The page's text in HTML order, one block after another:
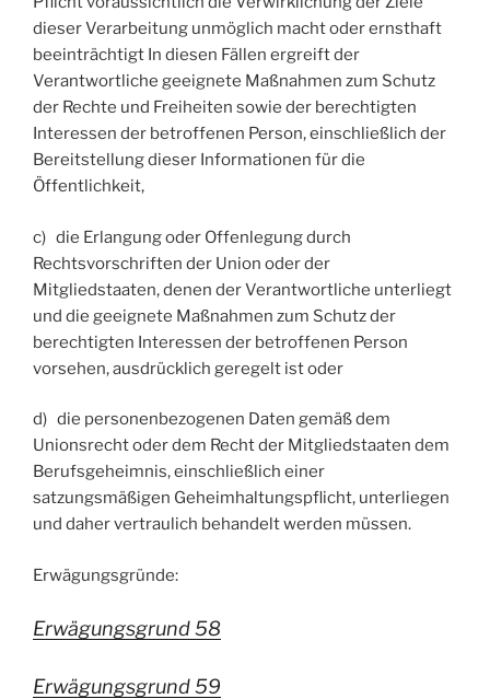
dieser Verarbeitung unmöglich macht oder ernsthaft
beeinträchtigt In diesen Fällen ergreift der
Verantwortliche geeignete Maßnahmen zum Schutz
der Rechte und Freiheiten sowie der berechtigten
Interessen der betroffenen Person, einschließlich der
Bereitstellung dieser Informationen für die
Öffentlichkeit,
c) die Erlangung oder Offenlegung durch
Rechtsvorschriften der Union oder der
Mitgliedstaaten, denen der Verantwortliche unterliegt
und die geeignete Maßnahmen zum Schutz der
berechtigten Interessen der betroffenen Person
vorsehen, ausdrücklich geregelt ist oder
d) die personenbezogenen Daten gemäß dem
Unionsrecht oder dem Recht der Mitgliedstaaten dem
Berufsgeheimnis, einschließlich einer
satzungsmäßigen Geheimhaltungspflicht, unterliegen
und daher vertraulich behandelt werden müssen.
Erwägungsgründe:
Erwägungsgrund 58
Erwägungsgrund 59